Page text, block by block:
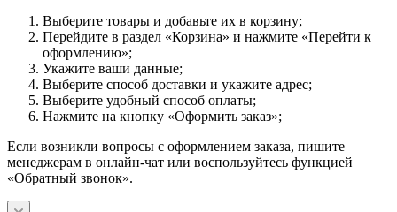
Выберите товары и добавьте их в корзину;
Перейдите в раздел «Корзина» и нажмите «Перейти к
оформлению»;
Укажите ваши данные;
Выберите способ доставки и укажите адрес;
Выберите удобный способ оплаты;
Нажмите на кнопку «Оформить заказ»;
Если возникли вопросы с оформлением заказа, пишите
менеджерам в онлайн-чат или воспользуйтесь функцией
«Обратный звонок».